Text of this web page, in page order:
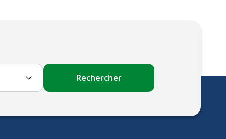
Rechercher